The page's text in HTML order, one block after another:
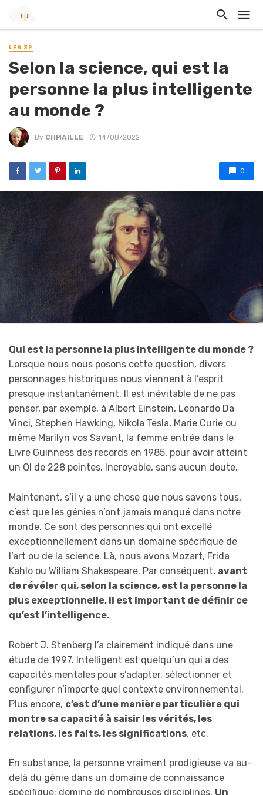
LES 3P
Selon la science, qui est la
personne la plus intelligente
au monde ?
By CHMAILLE 14/08/2022
0
Qui est la personne la plus intelligente du monde ?
Lorsque nous nous posons cette question, divers
personnages historiques nous viennent à l’esprit
presque instantanément. Il est inévitable de ne pas
penser, par exemple, à Albert Einstein, Leonardo Da
Vinci, Stephen Hawking, Nikola Tesla, Marie Curie ou
même Marilyn vos Savant, la femme entrée dans le
Livre Guinness des records en 1985, pour avoir atteint
un QI de 228 pointes. Incroyable, sans aucun doute.
Maintenant, s’il y a une chose que nous savons tous,
c’est que les génies n’ont jamais manqué dans notre
monde. Ce sont des personnes qui ont excellé
exceptionnellement dans un domaine spécifique de
l’art ou de la science. Là, nous avons Mozart, Frida
Kahlo ou William Shakespeare. Par conséquent, avant
de révéler qui, selon la science, est la personne la
plus exceptionnelle, il est important de définir ce
qu’est l’intelligence.
Robert J. Stenberg l’a clairement indiqué dans une
étude de 1997. Intelligent est quelqu’un qui a des
capacités mentales pour s’adapter, sélectionner et
configurer n’importe quel contexte environnemental.
Plus encore, c’est d’une manière particulière qui
montre sa capacité à saisir les vérités, les
relations, les faits, les significations, etc.
En substance, la personne vraiment prodigieuse va au-
delà du génie dans un domaine de connaissance
spécifique; domine de nombreuses disciplines. Un